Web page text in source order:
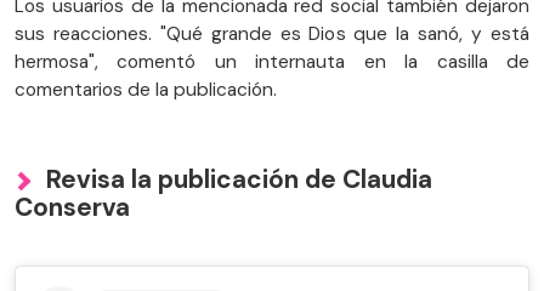
Los usuarios de la mencionada red social también dejaron
sus reacciones. "Qué grande es Dios que la sanó, y está
hermosa", comentó un internauta en la casilla de
comentarios de la publicación.
Revisa la publicación de Claudia
Conserva